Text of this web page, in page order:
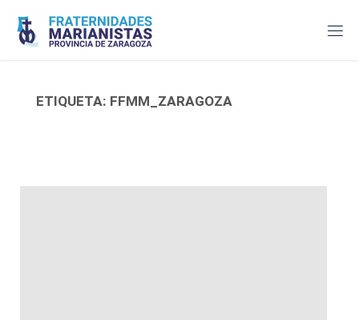
contenido
ETIQUETA: FFMM_ZARAGOZA